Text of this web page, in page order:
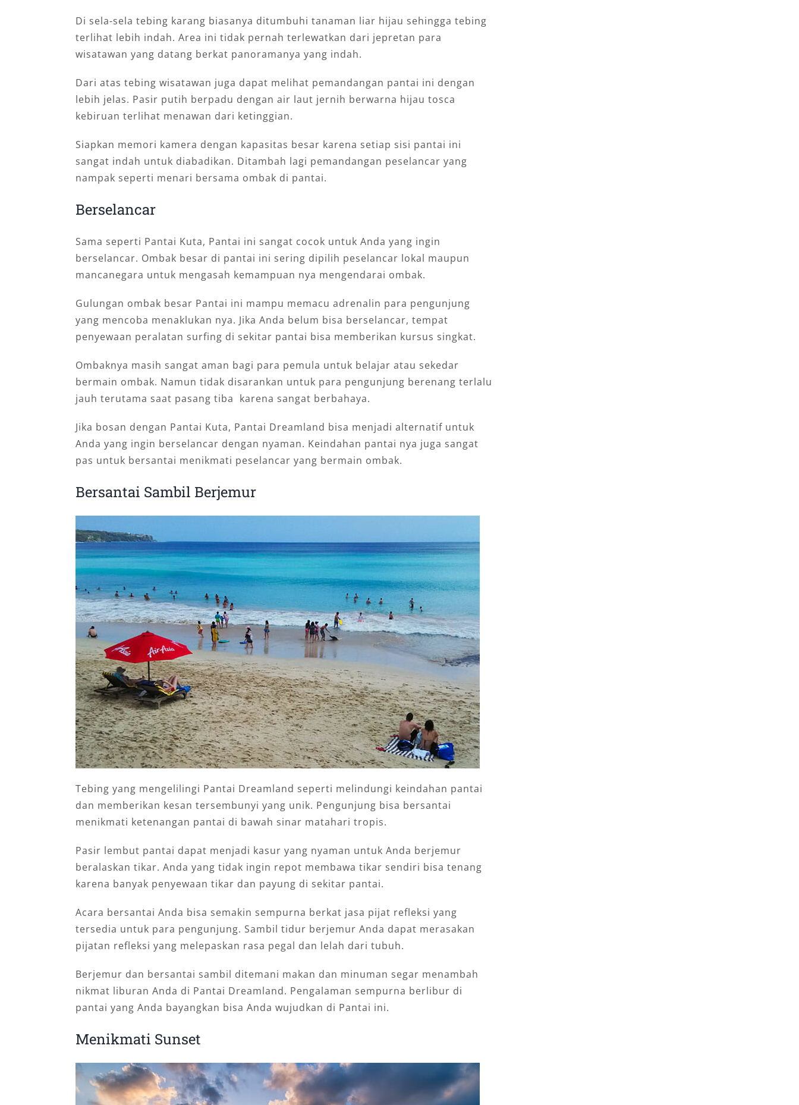
Di sela-sela tebing karang biasanya ditumbuhi tanaman liar hijau sehingga tebing
terlihat lebih indah. Area ini tidak pernah terlewatkan dari jepretan para
wisatawan yang datang berkat panoramanya yang indah.
Dari atas tebing wisatawan juga dapat melihat pemandangan pantai ini dengan
lebih jelas. Pasir putih berpadu dengan air laut jernih berwarna hijau tosca
kebiruan terlihat menawan dari ketinggian.
Siapkan memori kamera dengan kapasitas besar karena setiap sisi pantai ini
sangat indah untuk diabadikan. Ditambah lagi pemandangan peselancar yang
nampak seperti menari bersama ombak di pantai.
Berselancar
Sama seperti Pantai Kuta, Pantai ini sangat cocok untuk Anda yang ingin
berselancar. Ombak besar di pantai ini sering dipilih peselancar lokal maupun
mancanegara untuk mengasah kemampuan nya mengendarai ombak.
Gulungan ombak besar Pantai ini mampu memacu adrenalin para pengunjung
yang mencoba menaklukan nya. Jika Anda belum bisa berselancar, tempat
penyewaan peralatan surfing di sekitar pantai bisa memberikan kursus singkat.
Ombaknya masih sangat aman bagi para pemula untuk belajar atau sekedar
bermain ombak. Namun tidak disarankan untuk para pengunjung berenang terlalu
jauh terutama saat pasang tiba karena sangat berbahaya.
Jika bosan dengan Pantai Kuta, Pantai Dreamland bisa menjadi alternatif untuk
Anda yang ingin berselancar dengan nyaman. Keindahan pantai nya juga sangat
pas untuk bersantai menikmati peselancar yang bermain ombak.
Bersantai Sambil Berjemur
Tebing yang mengelilingi Pantai Dreamland seperti melindungi keindahan pantai
dan memberikan kesan tersembunyi yang unik. Pengunjung bisa bersantai
menikmati ketenangan pantai di bawah sinar matahari tropis.
Pasir lembut pantai dapat menjadi kasur yang nyaman untuk Anda berjemur
beralaskan tikar. Anda yang tidak ingin repot membawa tikar sendiri bisa tenang
karena banyak penyewaan tikar dan payung di sekitar pantai.
Acara bersantai Anda bisa semakin sempurna berkat jasa pijat refleksi yang
tersedia untuk para pengunjung. Sambil tidur berjemur Anda dapat merasakan
pijatan refleksi yang melepaskan rasa pegal dan lelah dari tubuh.
Berjemur dan bersantai sambil ditemani makan dan minuman segar menambah
nikmat liburan Anda di Pantai Dreamland. Pengalaman sempurna berlibur di
pantai yang Anda bayangkan bisa Anda wujudkan di Pantai ini.
Menikmati Sunset